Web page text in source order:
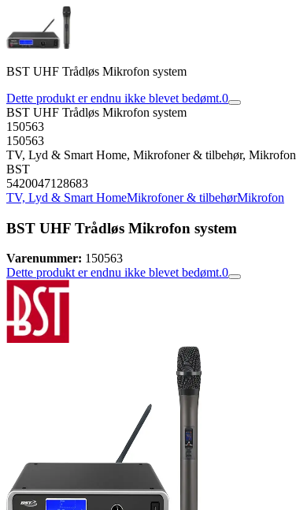
BST UHF Trådløs Mikrofon system
Dette produkt er endnu ikke blevet bedømt.0
BST UHF Trådløs Mikrofon system
150563
150563
TV, Lyd & Smart Home, Mikrofoner & tilbehør, Mikrofon
BST
5420047128683
TV, Lyd & Smart HomeMikrofoner & tilbehørMikrofon
BST UHF Trådløs Mikrofon system
Varenummer: 150563
Dette produkt er endnu ikke blevet bedømt.0